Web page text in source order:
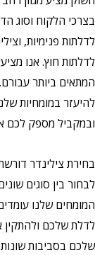
הלקוח וסוג הדלת.
פנימיות,
חוץ. אנו מציעים
ביותר עבורם.
במומחיות שלנו
מספק לכם את
צילינדר דורשת
בין סוגים שונים
שלנו עומדים
ולהתקין אותו
שונות.